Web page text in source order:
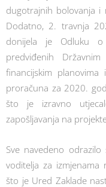
dugotrajnih bolovanja i
Dodatno, 2. travnja
donijela je Odluku o
predviđenih
financijskim planovima
proračuna za 2020.
što je izravno
zapošljavanja na
Sve navedeno
voditelja za izmjenama
što je Ured Zaklade